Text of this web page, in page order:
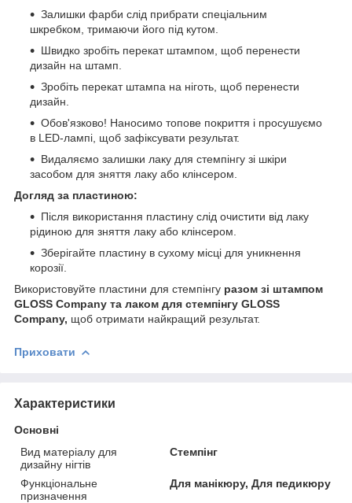
Залишки фарби слід прибрати спеціальним
шкребком, тримаючи його під кутом.
Швидко зробіть перекат штампом, щоб перенести
дизайн на штамп.
Зробіть перекат штампа на ніготь, щоб перенести
дизайн.
Обов'язково! Наносимо топове покриття і просушуємо
в LED-лампі, щоб зафіксувати результат.
Видаляємо залишки лаку для стемпінгу зі шкіри
засобом для зняття лаку або клінсером.
Догляд за пластиною:
Після використання пластину слід очистити від лаку
рідиною для зняття лаку або клінсером.
Зберігайте пластину в сухому місці для уникнення
корозії.
Використовуйте пластини для стемпінгу разом зі штампом
GLOSS Company та лаком для стемпінгу GLOSS
Company, щоб отримати найкращий результат.
Приховати
Характеристики
Основні
Вид матеріалу для
дизайну нігтів
Стемпінг
Функціональне
призначення
Для манікюру, Для педикюру